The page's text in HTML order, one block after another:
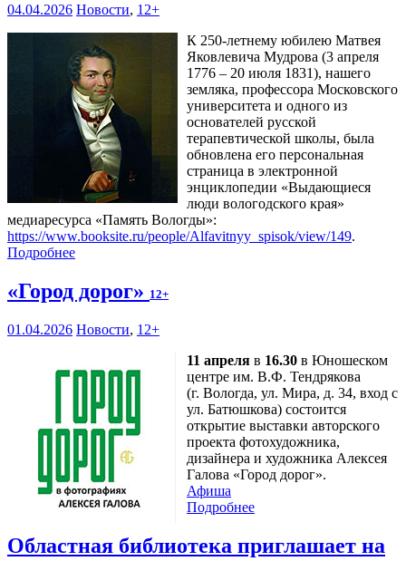
04.04.2026 Новости, 12+
К 250-летнему юбилею Матвея
Яковлевича Мудрова (3 апреля
1776 – 20 июля 1831), нашего
земляка, профессора Московского
университета и одного из
основателей русской
терапевтической школы, была
обновлена его персональная
страница в электронной
энциклопедии «Выдающиеся
люди вологодского края»
медиаресурса «Память Вологды»:
https://www.booksite.ru/people/Alfavitnyy_spisok/view/149.
Подробнее
«Город дорог» 12+
01.04.2026 Новости, 12+
11 апреля в 16.30 в Юношеском
центре им. В.Ф. Тендрякова
(г. Вологда, ул. Мира, д. 34, вход с
ул. Батюшкова) состоится
открытие выставки авторского
проекта фотохудожника,
дизайнера и художника Алексея
Галова «Город дорог».
Афиша
Подробнее
Областная библиотека приглашает на